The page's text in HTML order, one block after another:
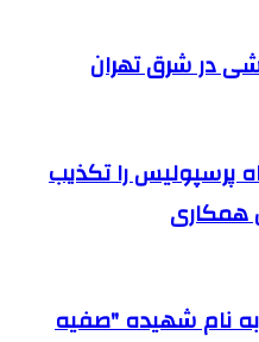
در شرق تهران
پرسپولیس را تکذیب
همکاری
به نام شهیده "صفیه